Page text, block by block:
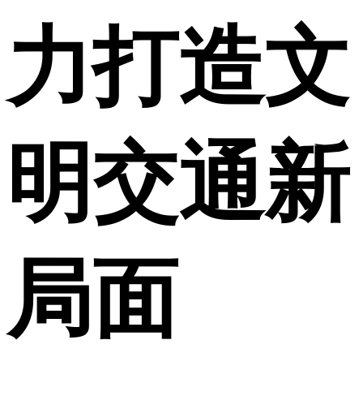
力打造文
明交通新
局面